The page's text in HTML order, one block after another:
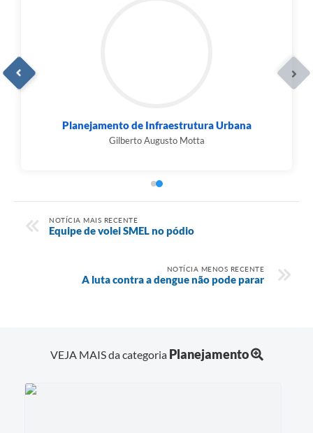
Planejamento de Infraestrutura Urbana
Gilberto Augusto Motta
NOTÍCIA MAIS RECENTE
Equipe de volei SMEL no pódio
NOTÍCIA MENOS RECENTE
A luta contra a dengue não pode parar
VEJA MAIS da categoria Planejamento